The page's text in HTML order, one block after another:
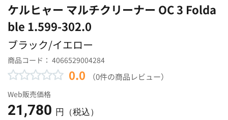
ケルヒャー マルチクリーナー OC 3 Folda
ble 1.599-302.0
ブラック/イエロー
商品コード： 4066529004284
0.0 （0件の商品レビュー）
Web販売価格
21,780 円（税込）